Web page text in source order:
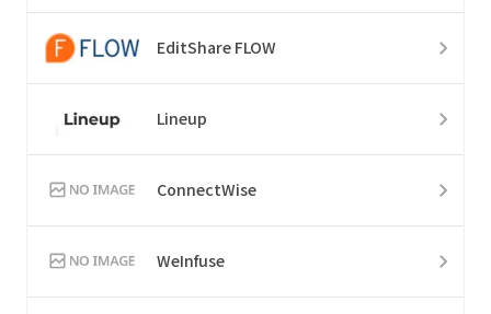
EditShare FLOW
Lineup
ConnectWise
WeInfuse